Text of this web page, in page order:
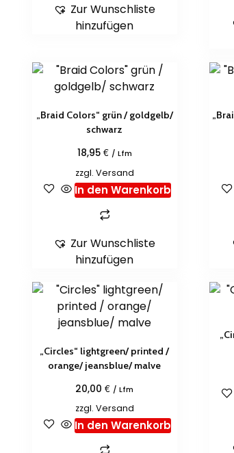
Zur Wunschliste
hinzufügen
„Braid Colors“ grün / goldgelb/
schwarz
18,95 € / Lfm
zzgl. Versand
In den Warenkorb
Zur Wunschliste
hinzufügen
„Circles“ lightgreen/ printed /
orange/ jeansblue/ malve
20,00€ / Lfm
zzgl. Versand
In den Warenkorb